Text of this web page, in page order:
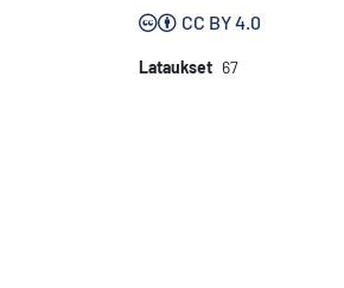
CC BY 4.0
Lataukset 67